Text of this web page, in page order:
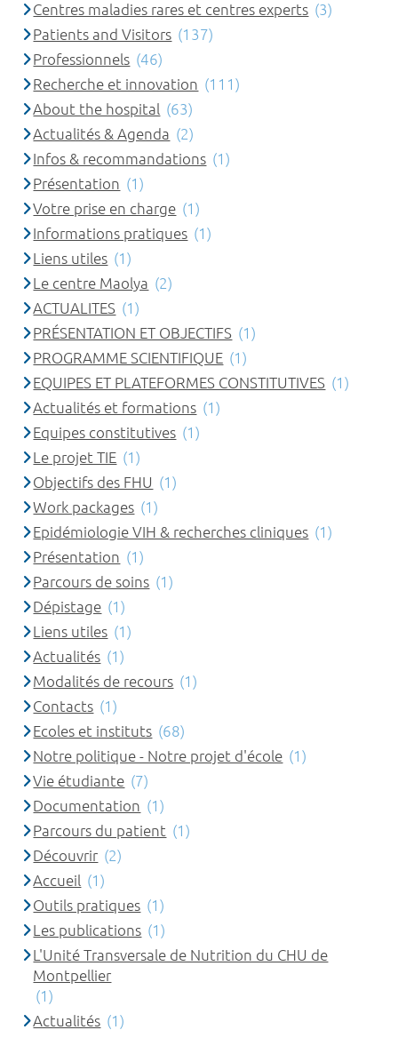
Centres maladies rares et centres experts (3)
Patients and Visitors (137)
Professionnels (46)
Recherche et innovation (111)
About the hospital (63)
Actualités & Agenda (2)
Infos & recommandations (1)
Présentation (1)
Votre prise en charge (1)
Informations pratiques (1)
Liens utiles (1)
Le centre Maolya (2)
ACTUALITES (1)
PRÉSENTATION ET OBJECTIFS (1)
PROGRAMME SCIENTIFIQUE (1)
EQUIPES ET PLATEFORMES CONSTITUTIVES (1)
Actualités et formations (1)
Equipes constitutives (1)
Le projet TIE (1)
Objectifs des FHU (1)
Work packages (1)
Epidémiologie VIH & recherches cliniques (1)
Présentation (1)
Parcours de soins (1)
Dépistage (1)
Liens utiles (1)
Actualités (1)
Modalités de recours (1)
Contacts (1)
Ecoles et instituts (68)
Notre politique - Notre projet d'école (1)
Vie étudiante (7)
Documentation (1)
Parcours du patient (1)
Découvrir (2)
Accueil (1)
Outils pratiques (1)
Les publications (1)
L'Unité Transversale de Nutrition du CHU de
Montpellier
(1)
Actualités (1)